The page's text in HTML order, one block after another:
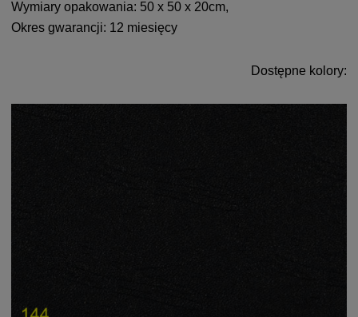
Wymiary opakowania: 50 x 50 x 20cm,
Okres gwarancji: 12 miesięcy
Dostępne kolory: